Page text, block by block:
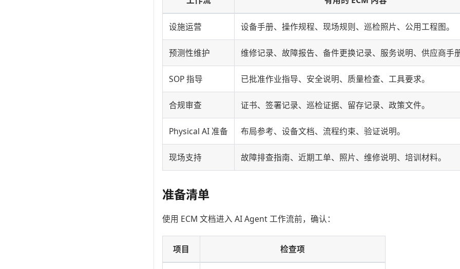
设施运营 设备手册、操作规程、现场规则、巡检照片、公用工程图。
预测性维护 维修记录、故障报告、备件更换记录、服务说明、供应商手
SOP 指导 已批准作业指导、安全说明、质量检查、工具要求。
合规审查 证书、签署记录、巡检证据、留存记录、政策文件。
Physical AI 准备 布局参考、设备文档、流程约束、验证说明。
现场支持 故障排查指南、近期工单、照片、维修说明、培训材料。
准备清单
使用 ECM 文档进入 AI Agent 工作流前，确认：
项目 检查项